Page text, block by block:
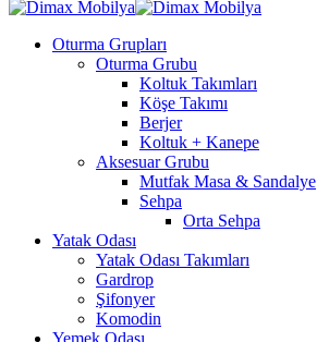
Menu
Oturma Grupları
Oturma Grubu
Koltuk Takımları
Köşe Takımı
Berjer
Koltuk + Kanepe
Aksesuar Grubu
Mutfak Masa & Sandalye
Sehpa
Orta Sehpa
Yatak Odası
Yatak Odası Takımları
Gardrop
Şifonyer
Komodin
Yemek Odası